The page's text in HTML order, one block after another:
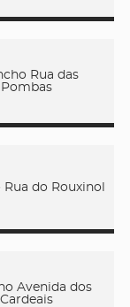
Rua das
Pombas
do Rouxinol
Avenida dos
Cardeais